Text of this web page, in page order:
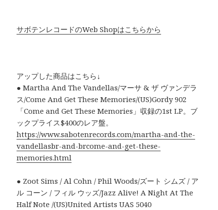
サボテンレコードのWeb Shopはこちらから
アップした商品はこちら↓
● Martha And The Vandellas/マーサ & ザ ヴァンデラ
ス/Come And Get These Memories/(US)Gordy 902
「Come and Get These Memories」収録の1st LP。ブ
ックプライス$400のレア盤。
https://www.sabotenrecords.com/martha-and-the-
vandellasbr-and-brcome-and-get-these-
memories.html
● Zoot Sims / Al Cohn / Phil Woods/ズート シムズ / ア
ル コーン / フィル ウッズ/Jazz Alive! A Night At The
Half Note /(US)United Artists UAS 5040